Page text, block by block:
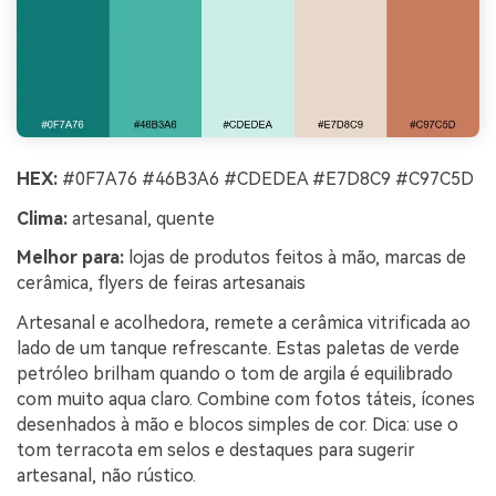
HEX: #0F7A76 #46B3A6 #CDEDEA #E7D8C9 #C97C5D
Clima: artesanal, quente
Melhor para: lojas de produtos feitos à mão, marcas de
cerâmica, flyers de feiras artesanais
Artesanal e acolhedora, remete a cerâmica vitrificada ao
lado de um tanque refrescante. Estas paletas de verde
petróleo brilham quando o tom de argila é equilibrado
com muito aqua claro. Combine com fotos táteis, ícones
desenhados à mão e blocos simples de cor. Dica: use o
tom terracota em selos e destaques para sugerir
artesanal, não rústico.